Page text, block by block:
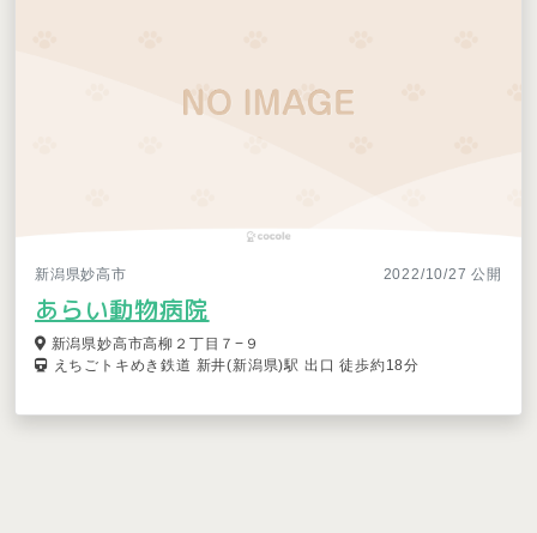
新潟県妙高市 2022/10/27 公開
あらい動物病院
新潟県妙高市高柳２丁目７−９
えちごトキめき鉄道 新井(新潟県)駅 出口 徒歩約18分